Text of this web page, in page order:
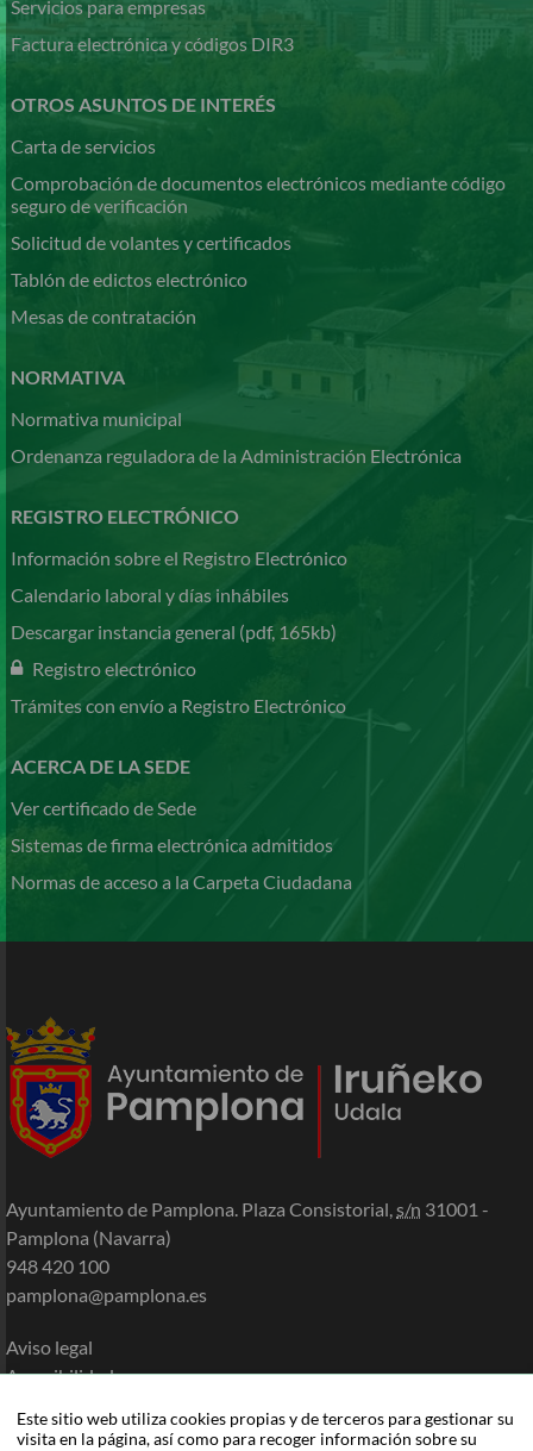
Este sitio web utiliza cookies propias y de terceros para gestionar su
visita en la página, así como para recoger información sobre su
Servicios para empresas
Factura electrónica y códigos DIR3
OTROS ASUNTOS DE INTERÉS
Carta de servicios
Comprobación de documentos electrónicos mediante código
seguro de verificación
Solicitud de volantes y certificados
Tablón de edictos electrónico
Mesas de contratación
NORMATIVA
Normativa municipal
Ordenanza reguladora de la Administración Electrónica
REGISTRO ELECTRÓNICO
Información sobre el Registro Electrónico
Calendario laboral y días inhábiles
Descargar instancia general (pdf, 165kb)
Registro electrónico
Trámites con envío a Registro Electrónico
ACERCA DE LA SEDE
Ver certificado de Sede
Sistemas de firma electrónica admitidos
Normas de acceso a la Carpeta Ciudadana
Ayuntamiento de Pamplona. Plaza Consistorial,s/n 31001 -
Pamplona (Navarra)
948 420 100
pamplona@pamplona.es
Aviso legal
Accesibilidad
Política de privacidad